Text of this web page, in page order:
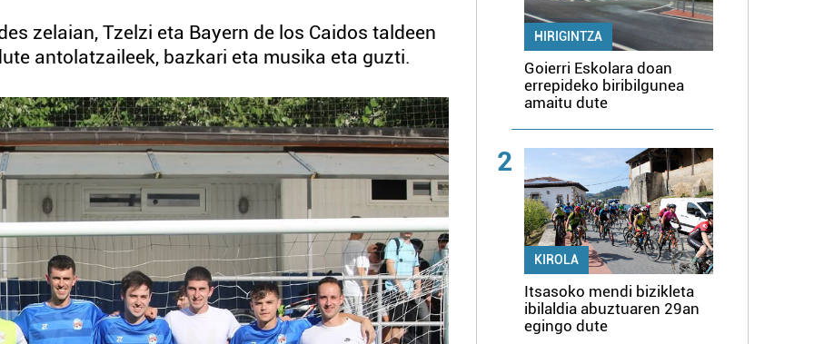
zelaian, Tzelzi eta Bayern de los Caidos taldeen
antolatzaileek, bazkari eta musika eta guzti.
HIRIGINTZA
Goierri Eskolara doan
errepideko biribilgunea
amaitu dute
2
KIROLA
Itsasoko mendi bizikleta
ibilaldia abuztuaren 29an
egingo dute